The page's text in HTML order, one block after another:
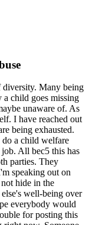
Many being
child goes missing
unaware of. As
I have reached out
being exhausted.
do a child welfare
All bec5 this has
parties. They
speaking out on
hide in the
else's well-being over
everybody would
for posting this